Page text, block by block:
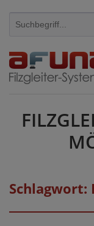
Skip
Schlagwort: